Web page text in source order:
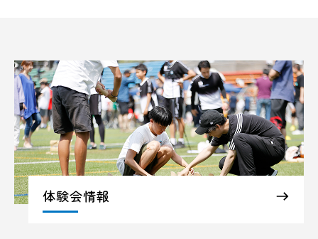
体験会情報